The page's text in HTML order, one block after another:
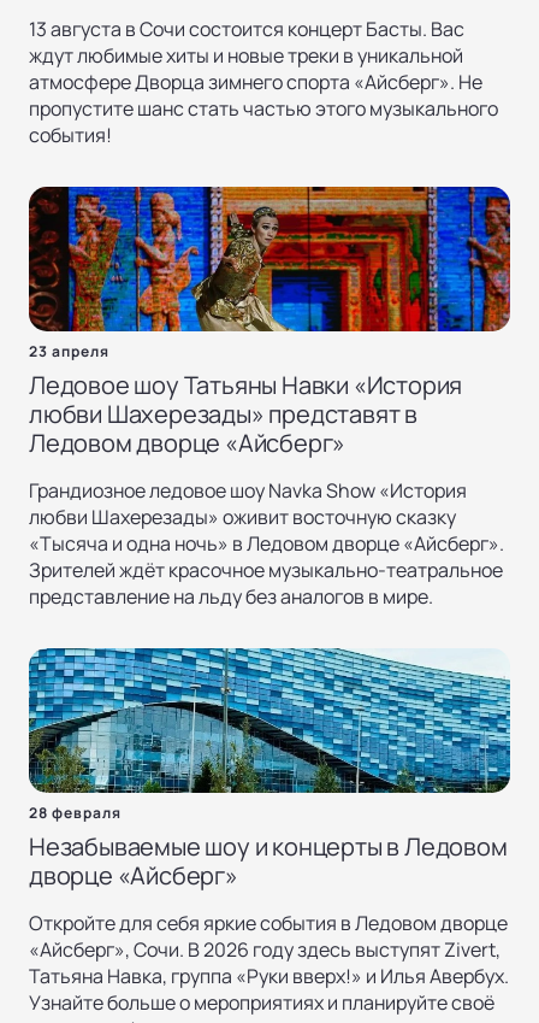
13 августа в Сочи состоится концерт Басты. Вас
ждут любимые хиты и новые треки в уникальной
атмосфере Дворца зимнего спорта «Айсберг». Не
пропустите шанс стать частью этого музыкального
события!
23 апреля
Ледовое шоу Татьяны Навки «История
любви Шахерезады» представят в
Ледовом дворце «Айсберг»
Грандиозное ледовое шоу Navka Show «История
любви Шахерезады» оживит восточную сказку
«Тысяча и одна ночь» в Ледовом дворце «Айсберг».
Зрителей ждёт красочное музыкально-театральное
представление на льду без аналогов в мире.
28 февраля
Незабываемые шоу и концерты в Ледовом
дворце «Айсберг»
Откройте для себя яркие события в Ледовом дворце
«Айсберг», Сочи. В 2026 году здесь выступят Zivert,
Татьяна Навка, группа «Руки вверх!» и Илья Авербух.
Узнайте больше о мероприятиях и планируйте своё